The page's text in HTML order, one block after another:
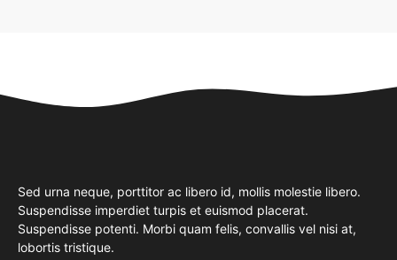
Sed urna neque, porttitor ac libero id, mollis molestie libero.
Suspendisse imperdiet turpis et euismod placerat.
Suspendisse potenti. Morbi quam felis, convallis vel nisi at,
lobortis tristique.